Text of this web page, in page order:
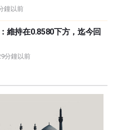
鐘以前
維持在0.8580下方，迄今回
分鐘以前